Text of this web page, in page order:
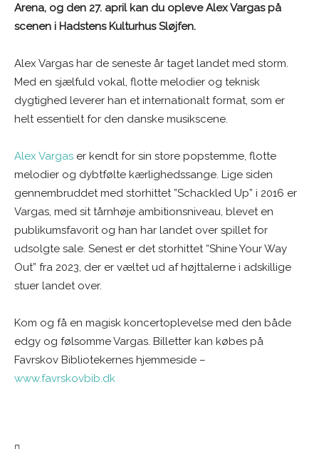
Arena, og den 27. april kan du opleve Alex Vargas på
scenen i Hadstens Kulturhus Sløjfen.
Alex Vargas har de seneste år taget landet med storm.
Med en sjælfuld vokal, flotte melodier og teknisk
dygtighed leverer han et internationalt format, som er
helt essentielt for den danske musikscene.
Alex Vargas er kendt for sin store popstemme, flotte
melodier og dybtfølte kærlighedssange. Lige siden
gennembruddet med storhittet ”Schackled Up” i 2016 er
Vargas, med sit tårnhøje ambitionsniveau, blevet en
publikumsfavorit og han har landet over spillet for
udsolgte sale. Senest er det storhittet “Shine Your Way
Out” fra 2023, der er væltet ud af højttalerne i adskillige
stuer landet over.
Kom og få en magisk koncertoplevelse med den både
edgy og følsomme Vargas. Billetter kan købes på
Favrskov Bibliotekernes hjemmeside –
www.favrskovbib.dk